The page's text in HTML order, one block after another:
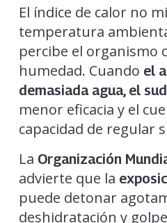
El índice de calor no
temperatura
percibe el organismo
humedad. Cuando el
demasiada agua, el
menor eficacia y el
capacidad de regular
La Organización
advierte que la
puede detonar
deshidratación y